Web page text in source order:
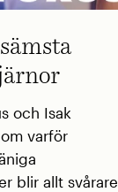
och Isak
varför
blir allt svårare